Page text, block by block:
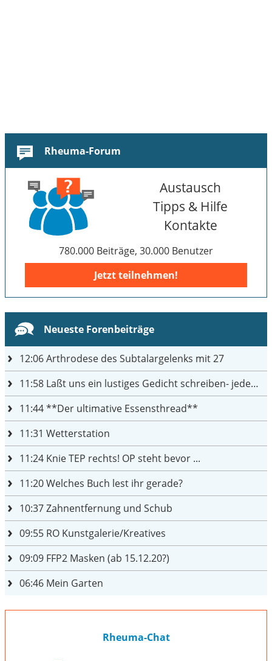
Rheuma-Forum
Austausch
Tipps & Hilfe
Kontakte
780.000 Beiträge, 30.000 Benutzer
Jetzt teilnehmen!
Neueste Forenbeiträge
12:06Arthrodese des Subtalargelenks mit 27
11:58 Laßt uns ein lustiges Gedicht schreiben- jeder einen Satz
11:44**Der ultimative Essensthread**
11:31 Wetterstation
11:24 Knie TEP rechts! OP steht bevor ...
11:20Welches Buch lest ihr gerade?
10:37Zahnentfernung und Schub
09:55 RO Kunstgalerie/Kreatives
09:09 FFP2 Masken (ab 15.12.20?)
06:46 Mein Garten
Rheuma-Chat